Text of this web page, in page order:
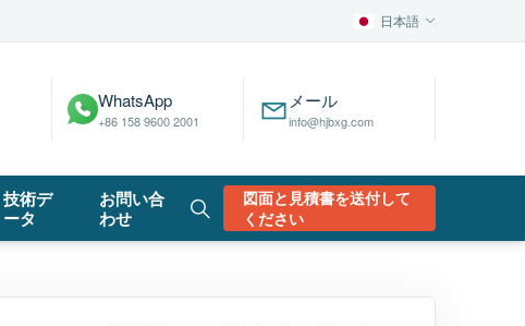
日本語
WhatsApp
+86 158 9600 2001
メール
info@hjbxg.com
技術デ
ータ
お問い合
わせ
図面と見積書を送付して
ください